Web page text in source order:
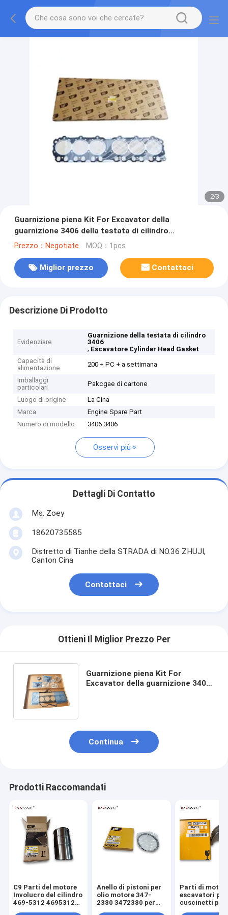
2/3
Guarnizione piena Kit For Excavator della
guarnizione 3406 della testata di cilindro
dell'Assemblea di motore
Prezzo：Negotiate MOQ：1pcs
Miglior prezzo Contattaci
Descrizione Di Prodotto
Evidenziare
Guarnizione della testata di cilindro
3406
, Escavatore Cylinder Head Gasket
Capacità di
alimentazione
200 + PC + a settimana
Imballaggi
particolari
Pakcgae di cartone
Luogo di origine
La Cina
Marca
Engine Spare Part
Numero di modello
3406 3406
Osservi più
Dettagli Di Contatto
Ms. Zoey
18620735585
Distretto di Tianhe della STRADA di NO.36 ZHUJI,
Canton Cina
Contattaci
Ottieni Il Miglior Prezzo Per
Guarnizione piena Kit For
Excavator della guarnizione 3406
Continua
Prodotti Raccomandati
C9 Parti del motore
Involucro del cilindro
469-5312 4695312
Anello di pistoni per
olio motore 347-
2380 3472380 per
Parti di
escavatori per
cuscinetti